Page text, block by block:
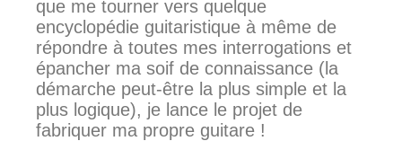
que me tourner vers quelque
encyclopédie guitaristique à même de
répondre à toutes mes interrogations et
épancher ma soif de connaissance (la
démarche peut-être la plus simple et la
plus logique), je lance le projet de
fabriquer ma propre guitare !